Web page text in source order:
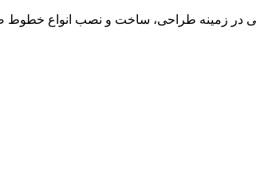
زمینه طراحی، ساخت و نصب انواع خطوط